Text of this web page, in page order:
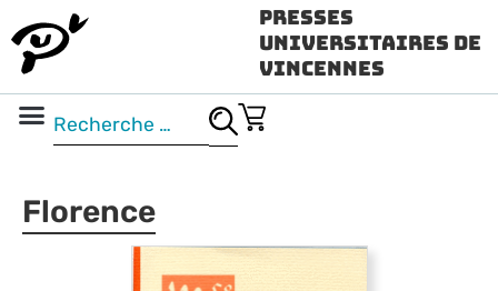
Presses
Universitaires de
Vincennes
Florence